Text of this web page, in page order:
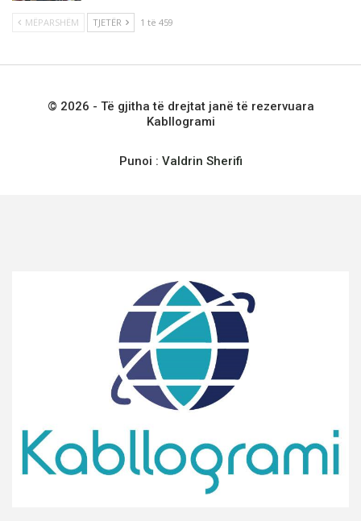
MËPARSHËM TJETËR 1 të 459
© 2026 - Të gjitha të drejtat janë të rezervuara
Kabllogrami
Punoi : Valdrin Sherifi